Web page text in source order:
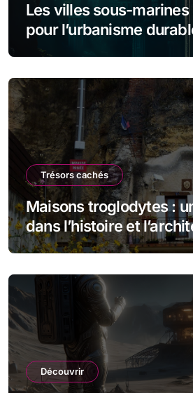
Les villes sous-marines
pour l’urbanisme
Trésors cachés
Maisons troglodytes :
dans l’histoire et
souterraine
Découvrir